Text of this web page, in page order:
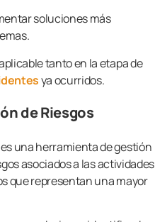
soluciones más
tanto en la etapa de
ya ocurridos.
de Riesgos
es una herramienta de gestión
asociados a las actividades
que representan una mayor